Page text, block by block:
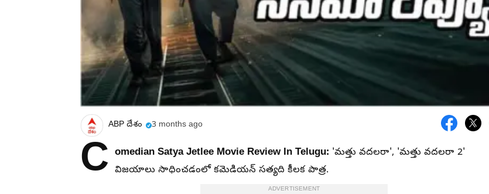
ABP దేశం 3 months ago
C omedian Satya Jetlee Movie Review In Telugu: 'మత్తు వదలరా', 'మత్తు వదలరా 2'
విజయాలు సాధించడంలో కమెడియన్ సత్యది కీలక పాత్ర.
ADVERTISEMENT